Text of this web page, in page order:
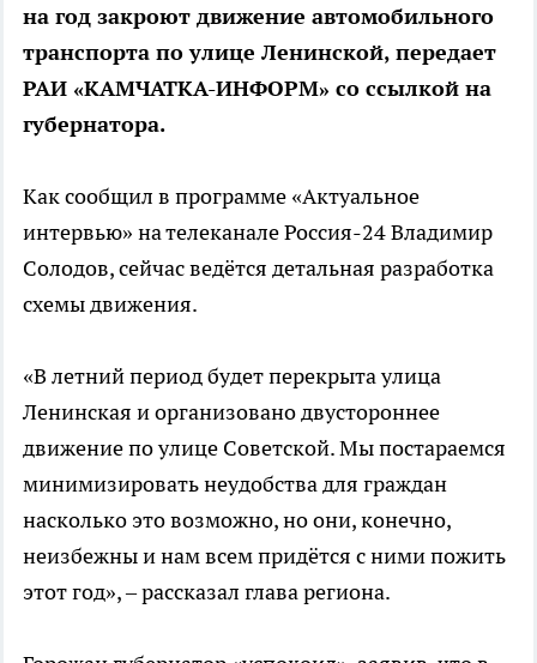
на год закроют движение автомобильного
транспорта по улице Ленинской, передает
РАИ «КАМЧАТКА-ИНФОРМ» со ссылкой на
губернатора.
Как сообщил в программе «Актуальное
интервью» на телеканале Россия-24 Владимир
Солодов, сейчас ведётся детальная разработка
схемы движения.
«В летний период будет перекрыта улица
Ленинская и организовано двустороннее
движение по улице Советской. Мы постараемся
минимизировать неудобства для граждан
насколько это возможно, но они, конечно,
неизбежны и нам всем придётся с ними пожить
этот год», – рассказал глава региона.